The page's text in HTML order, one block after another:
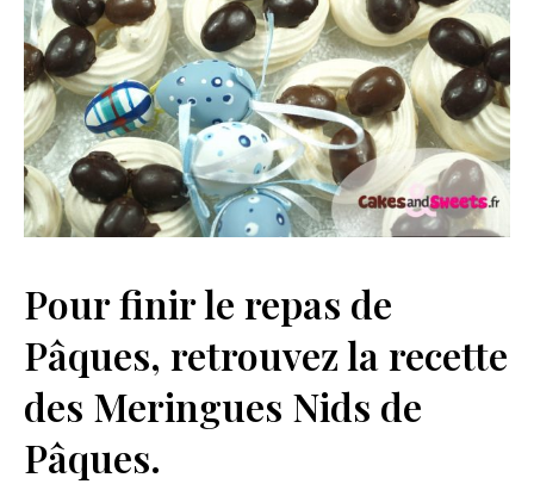
Pour finir le repas de
Pâques, retrouvez la recette
des Meringues Nids de
Pâques.